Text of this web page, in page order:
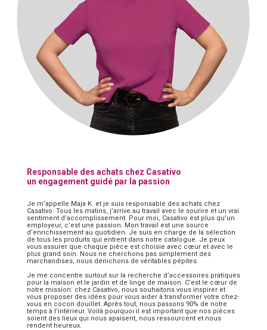
Responsable des achats chez Casativo
un engagement guidé par la passion
Je m’appelle Maja K. et je suis responsable des achats chez
Casativo. Tous les matins, j’arrive au travail avec le sourire et un vrai
sentiment d’accomplissement. Pour moi, Casativo est plus qu’un
employeur, c’est une passion. Mon travail est une source
d’enrichissement au quotidien. Je suis en charge de la sélection
de tous les produits qui entrent dans notre catalogue. Je peux
vous assurer que chaque pièce est choisie avec cœur et avec le
plus grand soin. Nous ne cherchons pas simplement des
marchandises, nous dénichons de véritables pépites.
Je me concentre surtout sur la recherche d’accessoires pratiques
pour la maison et le jardin et de linge de maison. C’est le cœur de
notre mission: chez Casativo, nous souhaitons vous inspirer et
vous proposer des idées pour vous aider à transformer votre chez-
vous en cocon douillet. Après tout, nous passons 90% de notre
temps à l’intérieur. Voilà pourquoi il est important que nos pièces
soient des lieux qui nous apaisent, nous ressourcent et nous
rendent heureux.